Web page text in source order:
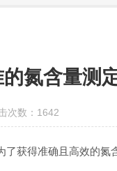
氮含量测
次数：1642
得准确且高效的氮